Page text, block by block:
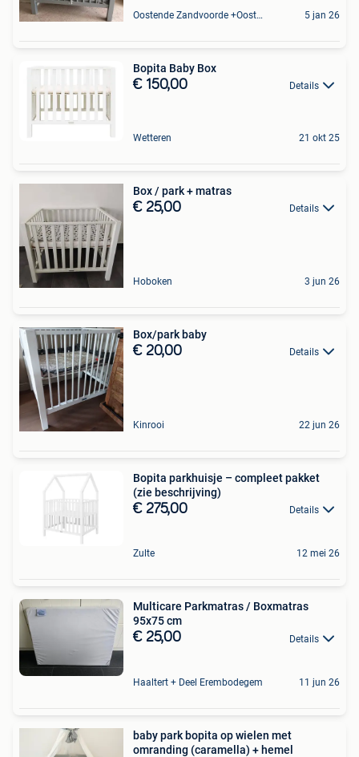
Oostende Zandvoorde +Oostende 5 jan 26
Bopita Baby Box
€ 150,00 Details
Wetteren 21 okt 25
Box / park + matras
€ 25,00 Details
Hoboken 3 jun 26
Box/park baby
€ 20,00 Details
Kinrooi 22 jun 26
Bopita parkhuisje – compleet pakket
(zie beschrijving)
€ 275,00 Details
Zulte 12 mei 26
​Multicare Parkmatras / Boxmatras
95x75 cm
€ 25,00 Details
Haaltert + Deel Erembodegem 11 jun 26
baby park bopita op wielen met
omranding (caramella) + hemel